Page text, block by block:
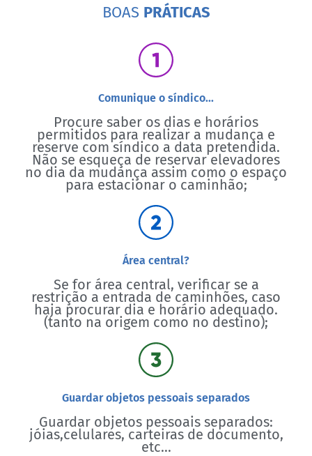
BOAS PRÁTICAS
Comunique o síndico...
Procure saber os dias e horários
permitidos para realizar a mudança e
reserve com síndico a data pretendida.
Não se esqueça de reservar elevadores
no dia da mudança assim como o espaço
para estacionar o caminhão;
Área central?
Se for área central, verificar se a
restrição a entrada de caminhões, caso
haja procurar dia e horário adequado.
(tanto na origem como no destino);
Guardar objetos pessoais separados
Guardar objetos pessoais separados:
jóias,celulares, carteiras de documento,
etc...